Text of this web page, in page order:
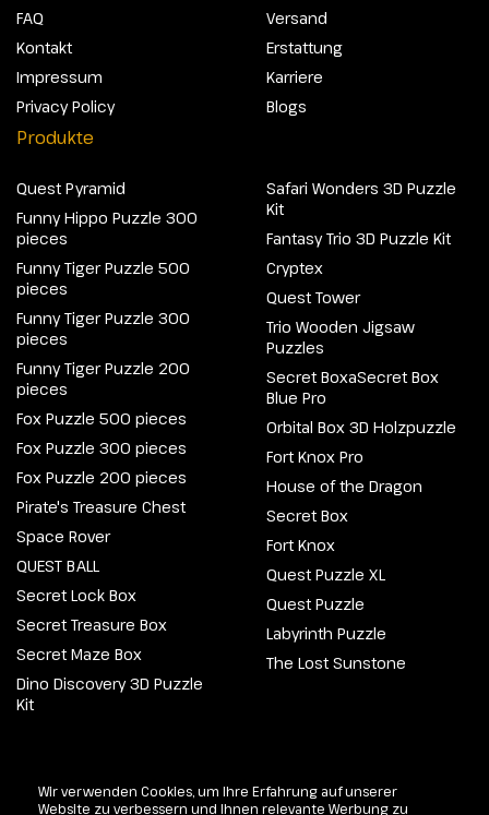
FAQ
Kontakt
Impressum
Privacy Policy
Versand
Erstattung
Karriere
Blogs
Produkte
Quest Pyramid
Funny Hippo Puzzle 300
pieces
Funny Tiger Puzzle 500
pieces
Funny Tiger Puzzle 300
pieces
Funny Tiger Puzzle 200
pieces
Fox Puzzle 500 pieces
Fox Puzzle 300 pieces
Fox Puzzle 200 pieces
Pirate's Treasure Chest
Space Rover
QUEST BALL
Secret Lock Box
Secret Treasure Box
Secret Maze Box
Dino Discovery 3D Puzzle
Kit
Safari Wonders 3D Puzzle
Kit
Fantasy Trio 3D Puzzle Kit
Cryptex
Quest Tower
Trio Wooden Jigsaw
Puzzles
Secret BoxaSecret Box
Blue Pro
Orbital Box 3D Holzpuzzle
Fort Knox Pro
House of the Dragon
Secret Box
Fort Knox
Quest Puzzle XL
Quest Puzzle
Labyrinth Puzzle
The Lost Sunstone
Wir verwenden Cookies, um Ihre Erfahrung auf unserer
Website zu verbessern und Ihnen relevante Werbung zu